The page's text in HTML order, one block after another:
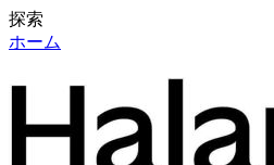
探索
ホーム